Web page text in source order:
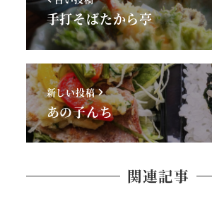
手打そばたから亭
新しい投稿
あの子んち
関連記事